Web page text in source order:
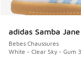
adidas Samba Jane
Bebes Chaussures
White - Clear Sky - Gum 3